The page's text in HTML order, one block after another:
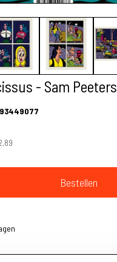
- Sam Peeters
Bestellen